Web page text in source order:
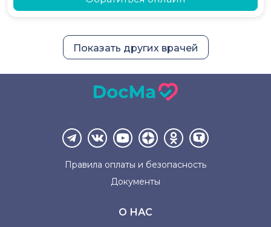
Показать других врачей
Правила оплаты и безопасность
Документы
О НАС